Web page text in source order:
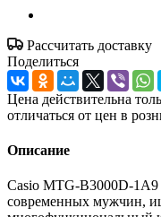
Рассчитать доставку
Поделиться
Цена действительна
отличаться от цен в
Описание
Casio MTG-B3000D-
современных мужчин,